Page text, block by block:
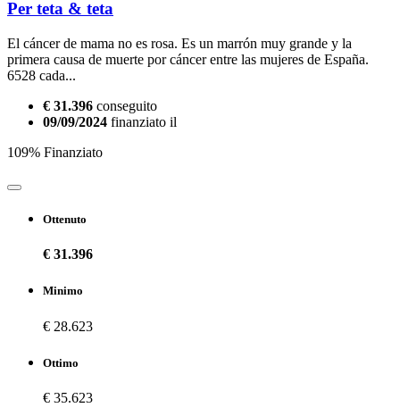
Per teta & teta
El cáncer de mama no es rosa. Es un marrón muy grande y la
primera causa de muerte por cáncer entre las mujeres de España.
6528 cada...
€ 31.396 conseguito
09/09/2024 finanziato il
109% Finanziato
Ottenuto
€ 31.396
Minimo
€ 28.623
Ottimo
€ 35.623